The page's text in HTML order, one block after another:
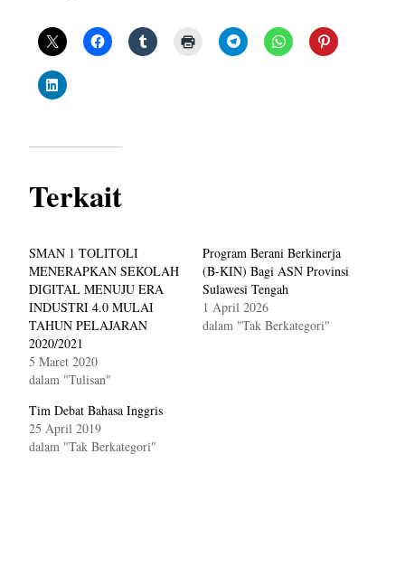
Terkait
SMAN 1 TOLITOLI
MENERAPKAN SEKOLAH
DIGITAL MENUJU ERA
INDUSTRI 4.0 MULAI
TAHUN PELAJARAN
2020/2021
5 Maret 2020
dalam "Tulisan"
Program Berani Berkinerja
(B-KIN) Bagi ASN Provinsi
Sulawesi Tengah
1 April 2026
dalam "Tak Berkategori"
Tim Debat Bahasa Inggris
25 April 2019
dalam "Tak Berkategori"